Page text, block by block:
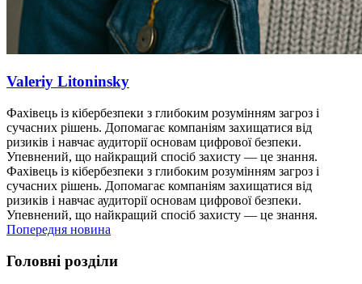
Valeriy Litoninsky
Фахівець із кібербезпеки з глибоким розумінням загроз і
сучасних рішень. Допомагає компаніям захищатися від
ризиків і навчає аудиторії основам цифрової безпеки.
Упевнений, що найкращий спосіб захисту — це знання.
Фахівець із кібербезпеки з глибоким розумінням загроз і
сучасних рішень. Допомагає компаніям захищатися від
ризиків і навчає аудиторії основам цифрової безпеки.
Упевнений, що найкращий спосіб захисту — це знання.
Попередня новина
Головні розділи